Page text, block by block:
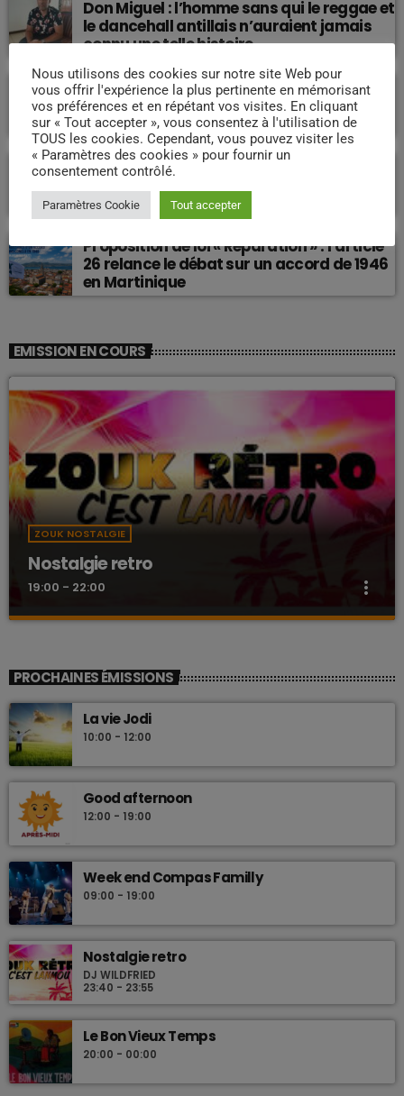
Don Miguel : l’homme sans qui le reggae et
le dancehall antillais n’auraient jamais
connu une telle histoire.
Fort-de-France : qui a tué la capitale
martiniquaise ?
Martinique : quelle voie pour un
l’avenir ?
Proposition de loi « Réparation » : l’article
26 relance le débat sur un accord de 1946
en Martinique
EMISSION EN COURS
ZOUK NOSTALGIE
Nostalgie retro
19:00 - 22:00 more_vert
Les plus beaux Zouk des années 80
PROCHAINES ÉMISSIONS
La vie Jodi
10:00 - 12:00
Good afternoon
12:00 - 19:00
Week end Compas Familly
09:00 - 19:00
Nostalgie retro
DJ WILDFRIED
23:40 - 23:55
Le Bon Vieux Temps
20:00 - 00:00
Nous utilisons des cookies sur notre site Web pour
vous offrir l'expérience la plus pertinente en mémorisant
vos préférences et en répétant vos visites. En cliquant
sur « Tout accepter », vous consentez à l'utilisation de
TOUS les cookies. Cependant, vous pouvez visiter les
« Paramètres des cookies » pour fournir un
consentement contrôlé.
Paramètres Cookie Tout accepter